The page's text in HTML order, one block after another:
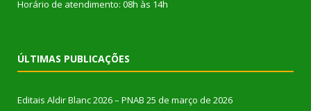
Horário de atendimento: 08h às 14h
ÚLTIMAS PUBLICAÇÕES
Editais Aldir Blanc 2026 – PNAB 25 de março de 2026